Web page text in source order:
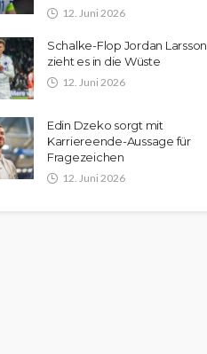
12. Juni 2026
Schalke-Flop Jordan Larsson
zieht es in die Wüste
12. Juni 2026
Edin Dzeko sorgt mit
Karriereende-Aussage für
Fragezeichen
12. Juni 2026